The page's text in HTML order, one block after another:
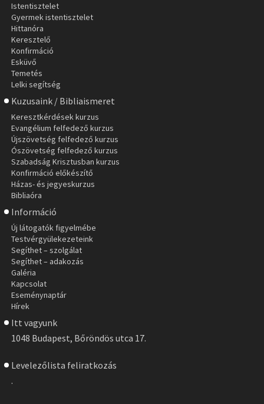
Istentisztelet
Gyermek istentisztelet
Hittanóra
Keresztelő
Konfirmáció
Esküvő
Temetés
Lelki segítség
Kuzusaink / Bibliaismeret
Keresztkérdések kurzus
Evangélium felfedező kurzus
Újszövetség felfedező kurzus
Ószövetség felfedező kurzus
Szabadság Krisztusban kurzus
Konfirmáció előkészítő
Házas- és jegyeskurzus
Bibliaóra
Információ
Új látogatók figyelmébe
Testvérgyülekezeteink
Segíthet – szolgálat
Segíthet – adakozás
Galéria
Kapcsolat
Eseménynaptár
Hírek
Itt vagyunk
1048 Budapest, Bőröndös utca 17.
Levelezőlista feliratkozás
.